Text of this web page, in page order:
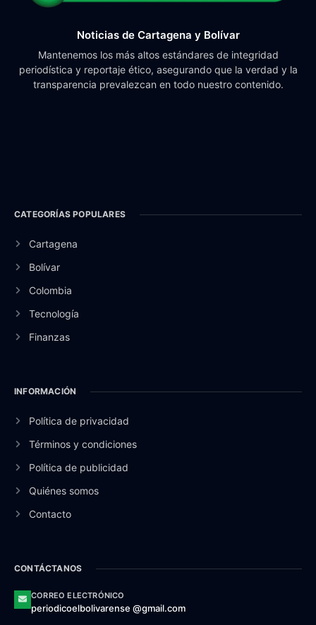
Noticias de Cartagena y Bolívar
Mantenemos los más altos estándares de integridad
periodística y reportaje ético, asegurando que la verdad y la
transparencia prevalezcan en todo nuestro contenido.
CATEGORÍAS POPULARES
Cartagena
Bolívar
Colombia
Tecnología
Finanzas
INFORMACIÓN
Política de privacidad
Términos y condiciones
Política de publicidad
Quiénes somos
Contacto
CONTÁCTANOS
CORREO ELECTRÓNICO
periodicoelbolivarense @gmail.com